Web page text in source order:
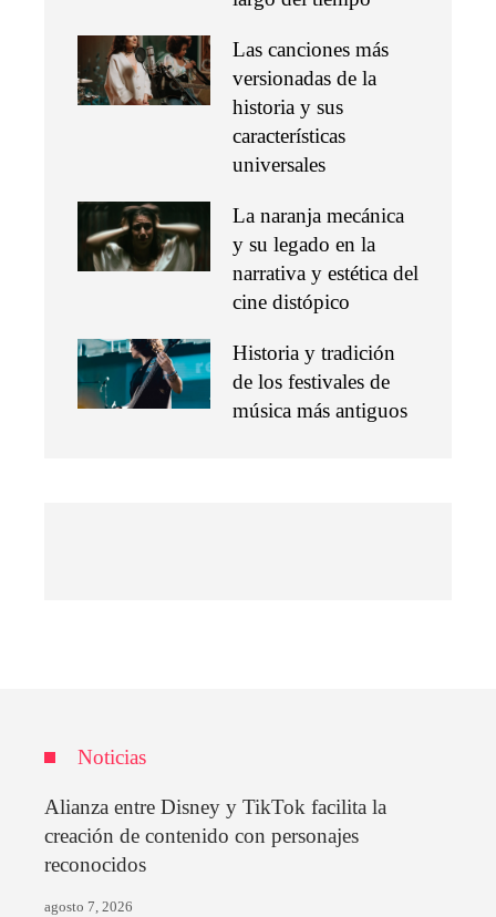
Las canciones más
versionadas de la
historia y sus
características
universales
La naranja mecánica
y su legado en la
narrativa y estética del
cine distópico
Historia y tradición
de los festivales de
música más antiguos
Noticias
Alianza entre Disney y TikTok facilita la
creación de contenido con personajes
reconocidos
agosto 7, 2026